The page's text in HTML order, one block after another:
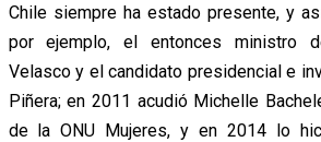
Chile siempre ha estado presente, y
por ejemplo, el entonces ministro
Velasco y el candidato presidencial e
Piñera; en 2011 acudió Michelle
de la ONU Mujeres, y en 2014 lo